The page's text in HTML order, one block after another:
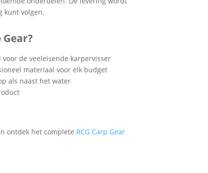
kunt volgen.
de veeleisende karpervisser
materiaal voor elk budget
als naast het water
ontdek het complete RCG Carp Gear